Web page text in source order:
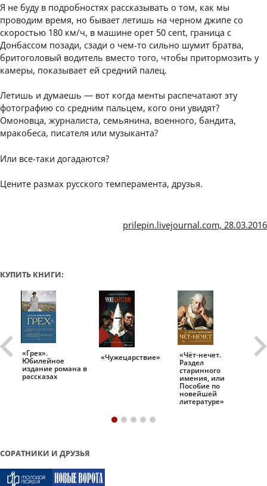
Я не буду в подробностях рассказывать о том, как мы
проводим время, но бывает летишь на черном джипе со
скоростью 180 км/ч, в машине орет 50 cent, граница с
Донбассом позади, сзади о чем-то сильно шумит братва,
бритоголовый водитель вместо того, чтобы притормозить у
камеры, показывает ей средний палец.
Летишь и думаешь — вот когда менты распечатают эту
фотографию со средним пальцем, кого они увидят?
Омоновца, журналиста, семьянина, военного, бандита,
мракобеса, писателя или музыканта?
Или все-таки догадаются?
Цените размах русского темперамента, друзья.
prilepin.livejournal.com, 28.03.2016
КУПИТЬ КНИГИ:
«Грех».
Юбилейное
издание романа в
рассказах
«Чужецарствие» «Чёт-нечет.
Раздел
старинного
имения, или
Пособие по
новейшей
литературе»
СОРАТНИКИ И ДРУЗЬЯ